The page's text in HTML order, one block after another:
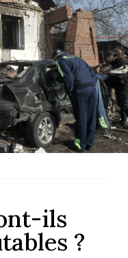
ils
?